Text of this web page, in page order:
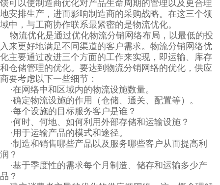
馈可以使制造商优化对产品生命周期的管理以及更合理
地安排生产，进而影响制造商的采购战略。在这三个领
域中，与工商协作联系最紧密的是物流优化。
物流优化是通过优化物流分销网络布局，以最低的投
入来更好地满足不同渠道的客户需求。物流分销网络优
化主要通过改进三个方面的工作来实现，即运输、库存
和仓储管理的优化。要达到物流分销网络的优化，供应
商要考虑以下一些细节：
·在网络中和区域内的物流设施数量。
·确定物流设施的作用（仓储、通关、配置等）。
·每个设施的目标服务客户是谁？
·何时、何地、如何利用外部存储和运输设施？
·用于运输产品的模式和途径。
·制造和销售哪些产品以及服务哪些客户从而提高利
润？
·基于季度性的需求每个月制造、储存和运输多少产
品？